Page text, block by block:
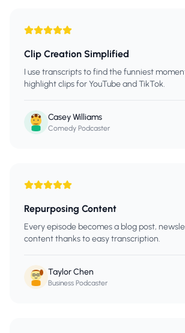
Clip Creation Simplified
I use transcripts to find the funniest
highlight clips for YouTube and TikTok.
Casey Williams
Comedy Podcaster
Repurposing Content
Every episode becomes a blog post,
content thanks to easy transcription.
Taylor Chen
Business Podcaster